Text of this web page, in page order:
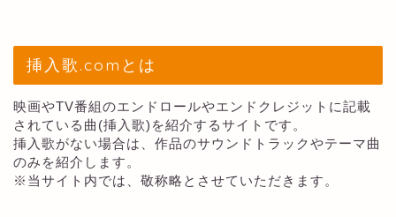
挿入歌.comとは
映画やTV番組のエンドロールやエンドクレジットに記載
されている曲(挿入歌)を紹介するサイトです。
挿入歌がない場合は、作品のサウンドトラックやテーマ曲
のみを紹介します。
※当サイト内では、敬称略とさせていただきます。